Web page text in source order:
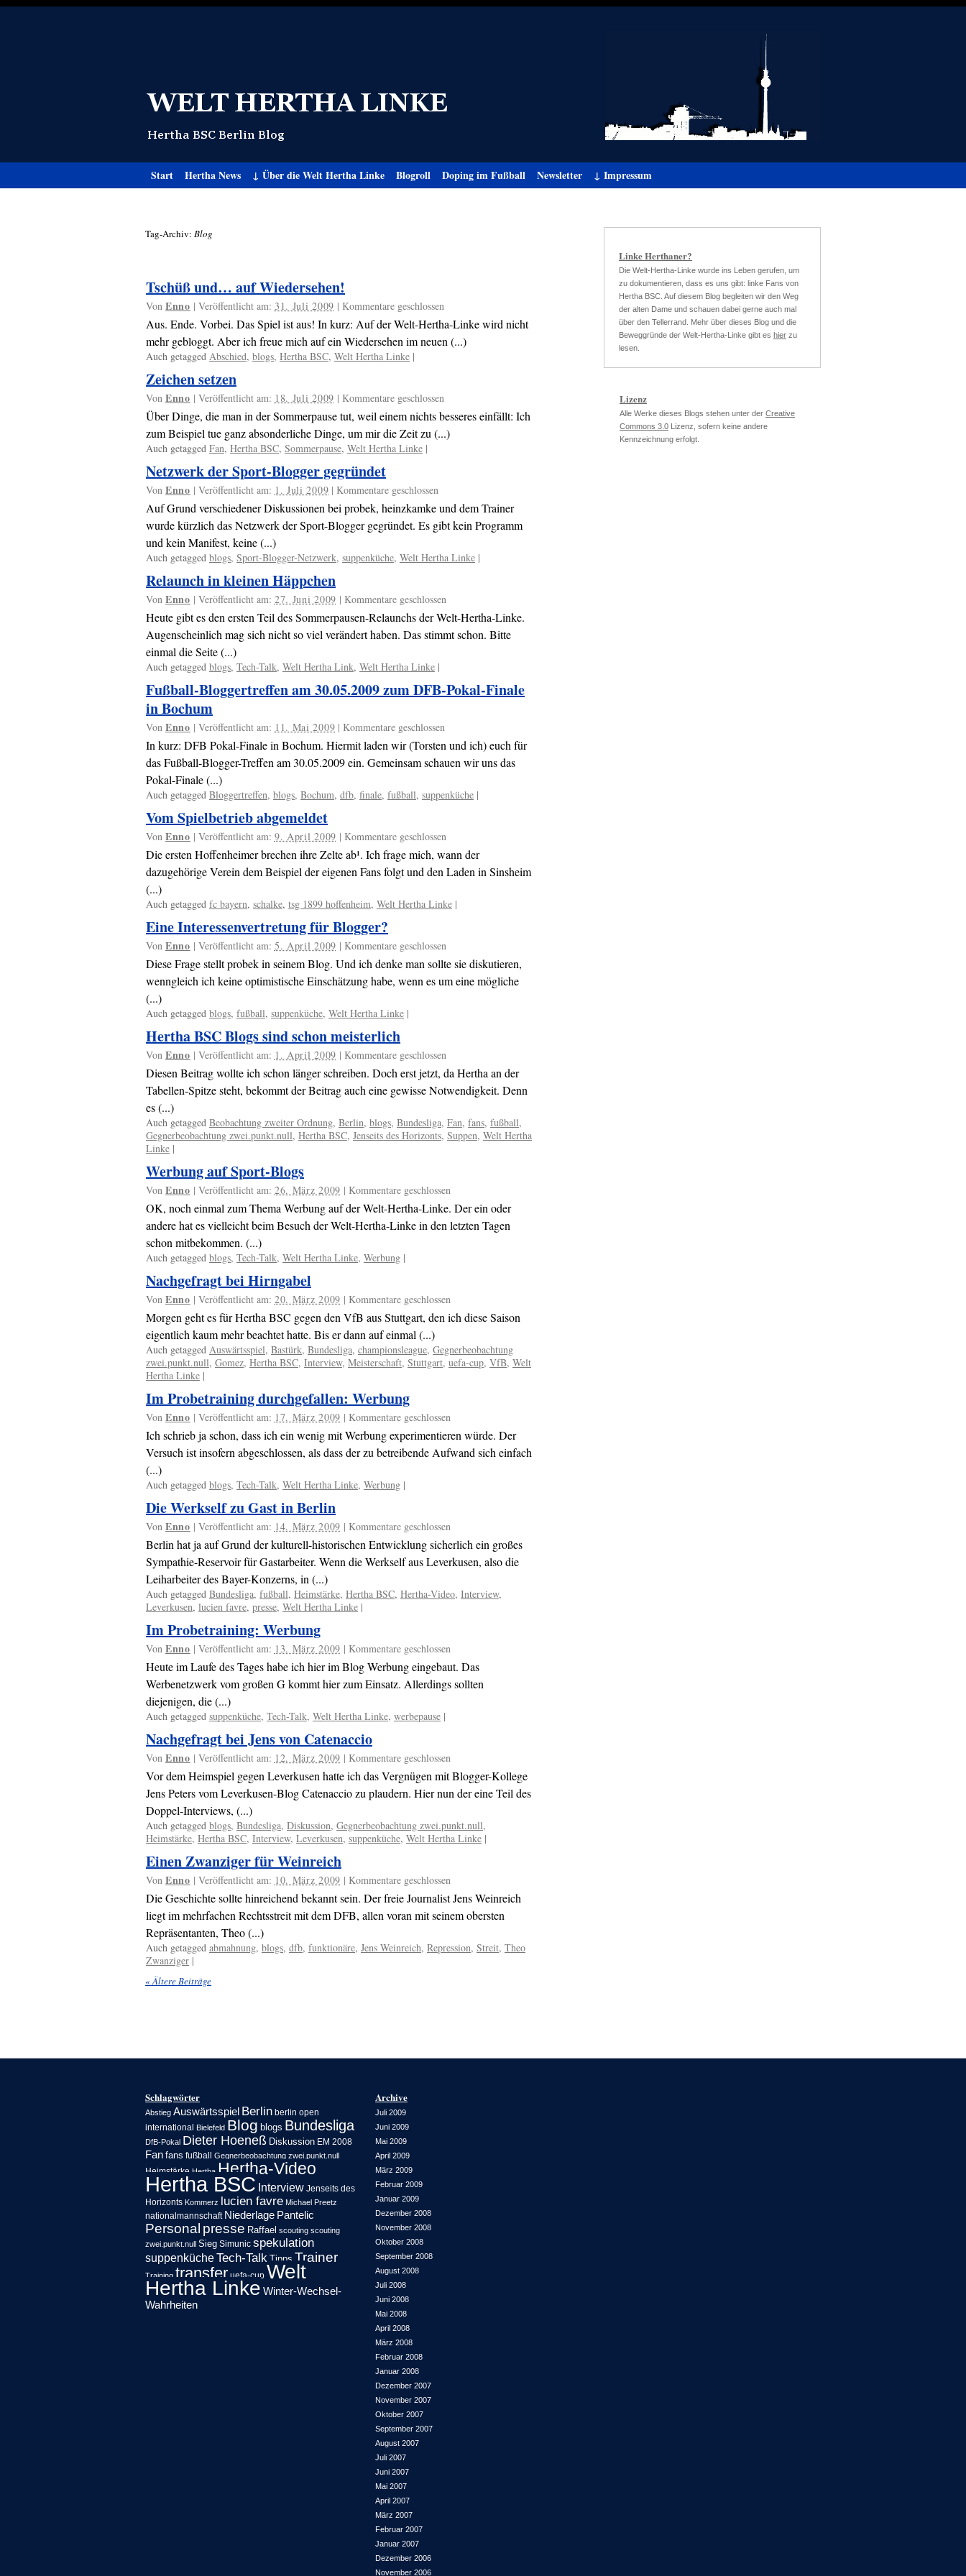
Start Hertha News ↓ Über die Welt Hertha Linke Blogroll Doping im Fußball Newsletter ↓ Impressum
Tag-Archiv: Blog
Tschüß und… auf Wiedersehen!
Von Enno | Veröffentlicht am: 31. Juli 2009 | Kommentare geschlossen
Aus. Ende. Vorbei. Das Spiel ist aus! In kurz: Auf der Welt-Hertha-Linke wird nicht
mehr gebloggt. Aber ich freue mich auf ein Wiedersehen im neuen (...)
Auch getagged Abschied, blogs, Hertha BSC, Welt Hertha Linke |
Zeichen setzen
Von Enno | Veröffentlicht am: 18. Juli 2009 | Kommentare geschlossen
Über Dinge, die man in der Sommerpause tut, weil einem nichts besseres einfällt: Ich
zum Beispiel tue ganz absonderliche Dinge, um mir die Zeit zu (...)
Auch getagged Fan, Hertha BSC, Sommerpause, Welt Hertha Linke |
Netzwerk der Sport-Blogger gegründet
Von Enno | Veröffentlicht am: 1. Juli 2009 | Kommentare geschlossen
Auf Grund verschiedener Diskussionen bei probek, heinzkamke und dem Trainer
wurde kürzlich das Netzwerk der Sport-Blogger gegründet. Es gibt kein Programm
und kein Manifest, keine (...)
Auch getagged blogs, Sport-Blogger-Netzwerk, suppenküche, Welt Hertha Linke |
Relaunch in kleinen Häppchen
Von Enno | Veröffentlicht am: 27. Juni 2009 | Kommentare geschlossen
Heute gibt es den ersten Teil des Sommerpausen-Relaunchs der Welt-Hertha-Linke.
Augenscheinlich mag sich nicht so viel verändert haben. Das stimmt schon. Bitte
einmal die Seite (...)
Auch getagged blogs, Tech-Talk, Welt Hertha Link, Welt Hertha Linke |
Fußball-Bloggertreffen am 30.05.2009 zum DFB-Pokal-Finale
in Bochum
Von Enno | Veröffentlicht am: 11. Mai 2009 | Kommentare geschlossen
In kurz: DFB Pokal-Finale in Bochum. Hiermit laden wir (Torsten und ich) euch für
das Fußball-Blogger-Treffen am 30.05.2009 ein. Gemeinsam schauen wir uns das
Pokal-Finale (...)
Auch getagged Bloggertreffen, blogs, Bochum, dfb, finale, fußball, suppenküche |
Vom Spielbetrieb abgemeldet
Von Enno | Veröffentlicht am: 9. April 2009 | Kommentare geschlossen
Die ersten Hoffenheimer brechen ihre Zelte ab¹. Ich frage mich, wann der
dazugehörige Verein dem Beispiel der eigenen Fans folgt und den Laden in Sinsheim
(...)
Auch getagged fc bayern, schalke, tsg 1899 hoffenheim, Welt Hertha Linke |
Eine Interessenvertretung für Blogger?
Von Enno | Veröffentlicht am: 5. April 2009 | Kommentare geschlossen
Diese Frage stellt probek in seinem Blog. Und ich denke man sollte sie diskutieren,
wenngleich ich keine optimistische Einschätzung habe, wenn es um eine mögliche
(...)
Auch getagged blogs, fußball, suppenküche, Welt Hertha Linke |
Hertha BSC Blogs sind schon meisterlich
Von Enno | Veröffentlicht am: 1. April 2009 | Kommentare geschlossen
Diesen Beitrag wollte ich schon länger schreiben. Doch erst jetzt, da Hertha an der
Tabellen-Spitze steht, bekommt der Beitrag auch eine gewisse Notwendigkeit. Denn
es (...)
Auch getagged Beobachtung zweiter Ordnung, Berlin, blogs, Bundesliga, Fan, fans, fußball,
Gegnerbeobachtung zwei.punkt.null, Hertha BSC, Jenseits des Horizonts, Suppen, Welt Hertha
Linke |
Werbung auf Sport-Blogs
Von Enno | Veröffentlicht am: 26. März 2009 | Kommentare geschlossen
OK, noch einmal zum Thema Werbung auf der Welt-Hertha-Linke. Der ein oder
andere hat es vielleicht beim Besuch der Welt-Hertha-Linke in den letzten Tagen
schon mitbekommen. (...)
Auch getagged blogs, Tech-Talk, Welt Hertha Linke, Werbung |
Nachgefragt bei Hirngabel
Von Enno | Veröffentlicht am: 20. März 2009 | Kommentare geschlossen
Morgen geht es für Hertha BSC gegen den VfB aus Stuttgart, den ich diese Saison
eigentlich kaum mehr beachtet hatte. Bis er dann auf einmal (...)
Auch getagged Auswärtsspiel, Bastürk, Bundesliga, championsleague, Gegnerbeobachtung
zwei.punkt.null, Gomez, Hertha BSC, Interview, Meisterschaft, Stuttgart, uefa-cup, VfB, Welt
Hertha Linke |
Im Probetraining durchgefallen: Werbung
Von Enno | Veröffentlicht am: 17. März 2009 | Kommentare geschlossen
Ich schrieb ja schon, dass ich ein wenig mit Werbung experimentieren würde. Der
Versuch ist insofern abgeschlossen, als dass der zu betreibende Aufwand sich einfach
(...)
Auch getagged blogs, Tech-Talk, Welt Hertha Linke, Werbung |
Die Werkself zu Gast in Berlin
Von Enno | Veröffentlicht am: 14. März 2009 | Kommentare geschlossen
Berlin hat ja auf Grund der kulturell-historischen Entwicklung sicherlich ein großes
Sympathie-Reservoir für Gastarbeiter. Wenn die Werkself aus Leverkusen, also die
Leiharbeiter des Bayer-Konzerns, in (...)
Auch getagged Bundesliga, fußball, Heimstärke, Hertha BSC, Hertha-Video, Interview,
Leverkusen, lucien favre, presse, Welt Hertha Linke |
Im Probetraining: Werbung
Von Enno | Veröffentlicht am: 13. März 2009 | Kommentare geschlossen
Heute im Laufe des Tages habe ich hier im Blog Werbung eingebaut. Das
Werbenetzwerk vom großen G kommt hier zum Einsatz. Allerdings sollten
diejenigen, die (...)
Auch getagged suppenküche, Tech-Talk, Welt Hertha Linke, werbepause |
Nachgefragt bei Jens von Catenaccio
Von Enno | Veröffentlicht am: 12. März 2009 | Kommentare geschlossen
Vor dem Heimspiel gegen Leverkusen hatte ich das Vergnügen mit Blogger-Kollege
Jens Peters vom Leverkusen-Blog Catenaccio zu plaudern. Hier nun der eine Teil des
Doppel-Interviews, (...)
Auch getagged blogs, Bundesliga, Diskussion, Gegnerbeobachtung zwei.punkt.null,
Heimstärke, Hertha BSC, Interview, Leverkusen, suppenküche, Welt Hertha Linke |
Einen Zwanziger für Weinreich
Von Enno | Veröffentlicht am: 10. März 2009 | Kommentare geschlossen
Die Geschichte sollte hinreichend bekannt sein. Der freie Journalist Jens Weinreich
liegt im mehrfachen Rechtsstreit mit dem DFB, allen voran mit seinem obersten
Repräsentanten, Theo (...)
Auch getagged abmahnung, blogs, dfb, funktionäre, Jens Weinreich, Repression, Streit, Theo
Zwanziger |
«Ältere Beiträge
Linke Herthaner?
Die Welt-Hertha-Linke wurde ins Leben gerufen, um
zu dokumentieren, dass es uns gibt: linke Fans von
Hertha BSC. Auf diesem Blog begleiten wir den Weg
der alten Dame und schauen dabei gerne auch mal
über den Tellerrand. Mehr über dieses Blog und die
Beweggründe der Welt-Hertha-Linke gibt es hier zu
lesen.
Lizenz
Alle Werke dieses Blogs stehen unter der Creative
Commons 3.0 Lizenz, sofern keine andere
Kennzeichnung erfolgt.
Schlagwörter
Abstieg Auswärtsspiel Berlin berlin open
international Bielefeld Blog blogs Bundesliga
DfB-Pokal Dieter Hoeneß Diskussion EM 2008
Fan fans fußball Gegnerbeobachtung zwei.punkt.null
Heimstärke Hertha Hertha-Video
Hertha BSC Interview Jenseits des
Horizonts Kommerz lucien favre Michael Preetz
nationalmannschaft Niederlage Pantelic
Personal presse Raffael scouting scouting
zwei.punkt.null Sieg Simunic spekulation
suppenkücheTech-Talk Tipps Trainer
Training transfer uefa-cup Welt
Hertha Linke Winter-Wechsel-
Wahrheiten
Archive
Juli 2009
Juni 2009
Mai 2009
April 2009
März 2009
Februar 2009
Januar 2009
Dezember 2008
November 2008
Oktober 2008
September 2008
August 2008
Juli 2008
Juni 2008
Mai 2008
April 2008
März 2008
Februar 2008
Januar 2008
Dezember 2007
November 2007
Oktober 2007
September 2007
August 2007
Juli 2007
Juni 2007
Mai 2007
April 2007
März 2007
Februar 2007
Januar 2007
Dezember 2006
November 2006